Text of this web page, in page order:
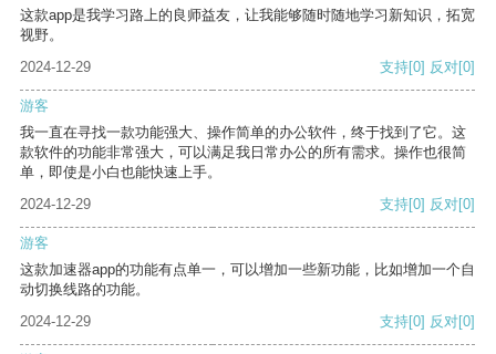
这款app是我学习路上的良师益友，让我能够随时随地学习新知识，拓宽
视野。
2024-12-29
支持[0] 反对[0]
游客
我一直在寻找一款功能强大、操作简单的办公软件，终于找到了它。这
款软件的功能非常强大，可以满足我日常办公的所有需求。操作也很简
单，即使是小白也能快速上手。
2024-12-29
支持[0] 反对[0]
游客
这款加速器app的功能有点单一，可以增加一些新功能，比如增加一个自
动切换线路的功能。
2024-12-29
支持[0] 反对[0]